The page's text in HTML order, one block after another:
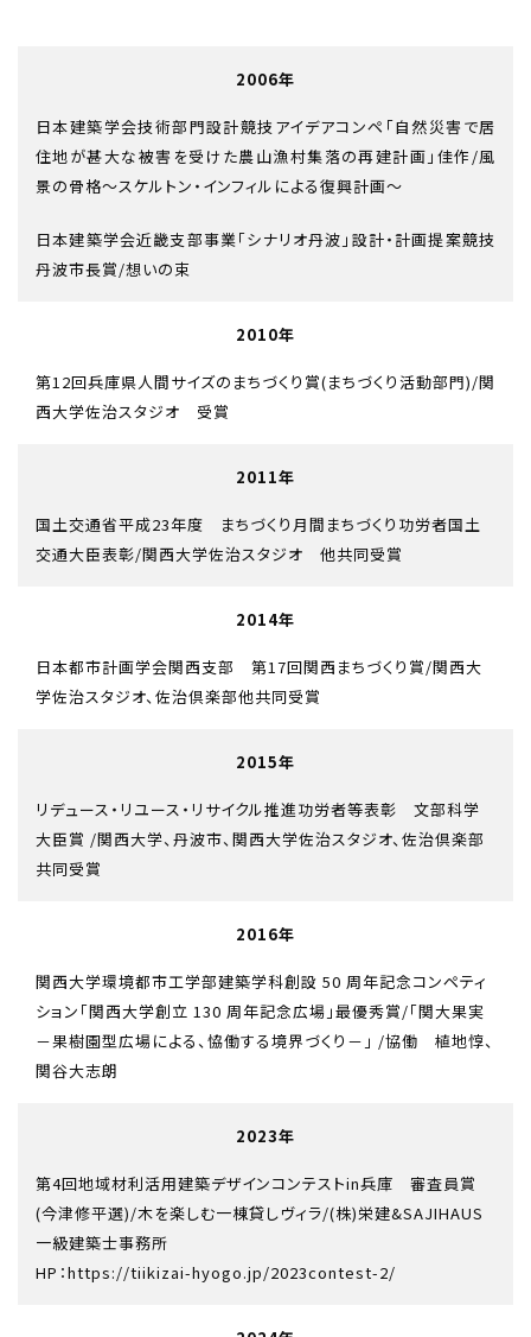
2006年
日本建築学会技術部門設計競技アイデアコンペ「自然災害で居
住地が甚大な被害を受けた農山漁村集落の再建計画」佳作/風
景の骨格～スケルトン・インフィルによる復興計画～
日本建築学会近畿支部事業「シナリオ丹波」設計・計画提案競技
丹波市長賞/想いの束
2010年
第12回兵庫県人間サイズのまちづくり賞(まちづくり活動部門)/関
西大学佐治スタジオ 受賞
2011年
国土交通省平成23年度 まちづくり月間まちづくり功労者国土
交通大臣表彰/関西大学佐治スタジオ 他共同受賞
2014年
日本都市計画学会関西支部 第17回関西まちづくり賞/関西大
学佐治スタジオ、佐治倶楽部他共同受賞
2015年
リデュース・リユース・リサイクル推進功労者等表彰 文部科学
大臣賞 /関西大学、丹波市、関西大学佐治スタジオ、佐治倶楽部
共同受賞
2016年
関西大学環境都市工学部建築学科創設 50 周年記念コンペティ
ション「関西大学創立 130 周年記念広場」最優秀賞/「関大果実
－果樹園型広場による、恊働する境界づくり－」 /協働 植地惇、
関谷大志朗
2023年
第4回地域材利活用建築デザインコンテストin兵庫 審査員賞
(今津修平選)/木を楽しむ一棟貸しヴィラ/(株)栄建&SAJIHAUS
一級建築士事務所
HP：https://tiikizai-hyogo.jp/2023contest-2/